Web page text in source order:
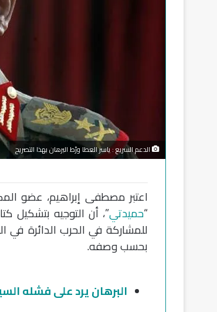
الدعم السريع : ياسر العطا ورّط البرهان بهذا التصريح
اعتبر مصطفى إبراهيم، عضو
“حميدتي”، أن التوجيه بتشكيل
للمشاركة في الحرب الدائرة في
بحسب وصفه.
البرهان يرد على فشله